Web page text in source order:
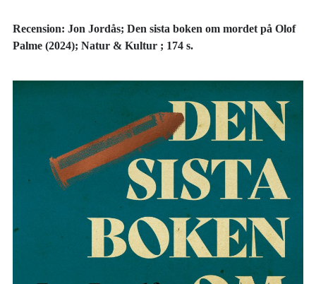
Recension: Jon Jordås; Den sista boken om mordet på Olof
Palme (2024); Natur & Kultur ; 174 s.